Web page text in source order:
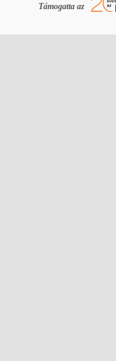
Támogatta az